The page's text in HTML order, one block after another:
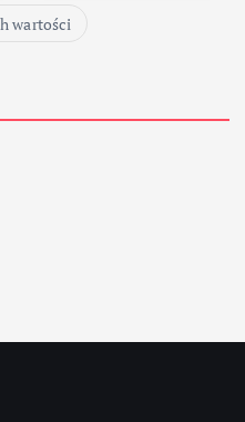
wartości